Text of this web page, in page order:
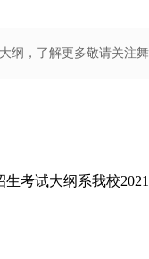
纲，了解更多敬请关注
考试大纲系我校